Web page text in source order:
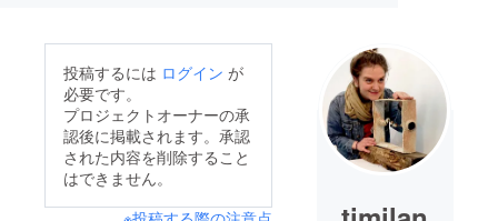
投稿するには ログイン が
必要です。
プロジェクトオーナーの承
認後に掲載されます。承認
された内容を削除すること
はできません。